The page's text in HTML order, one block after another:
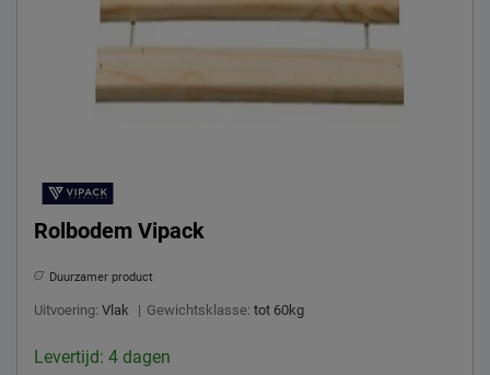
Rolbodem Vipack
Duurzamer product
Uitvoering: Vlak | Gewichtsklasse: tot 60kg
Levertijd: 4 dagen